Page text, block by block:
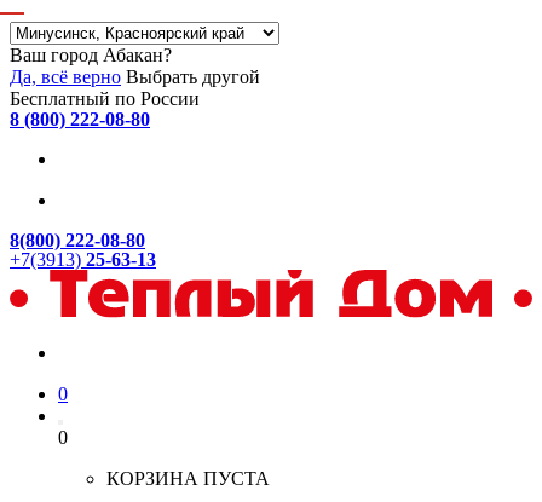
Ваш город Абакан?
Да, всё верно Выбрать другой
Бесплатный по России
8 (800) 222-08-80
8(800) 222-08-80
+7(3913) 25-63-13
0
0
КОРЗИНА ПУСТА